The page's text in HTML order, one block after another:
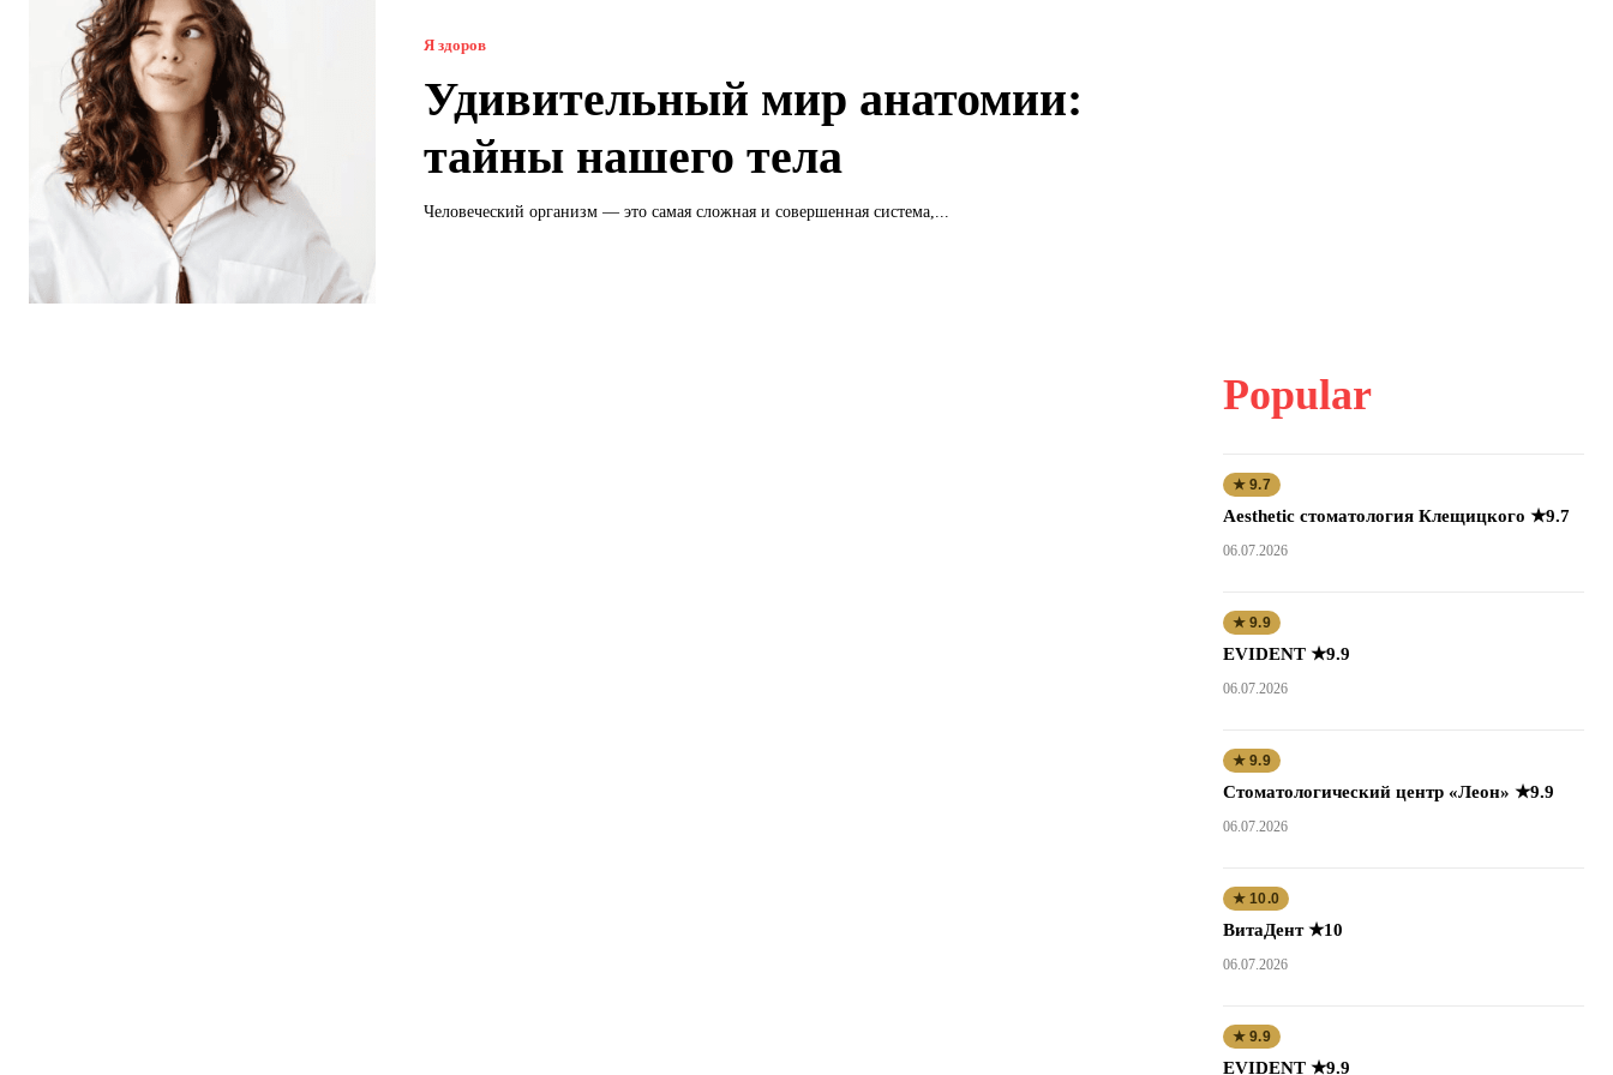
Я здоров
Удивительный мир анатомии:
тайны нашего тела
Человеческий организм — это самая сложная и совершенная система,...
Popular
★ 9.7
Aesthetic стоматология Клещицкого ★9.7
06.07.2026
★ 9.9
EVIDENT ★9.9
06.07.2026
★ 9.9
Стоматологический центр «Леон» ★9.9
06.07.2026
★ 10.0
ВитаДент ★10
06.07.2026
★ 9.9
EVIDENT ★9.9